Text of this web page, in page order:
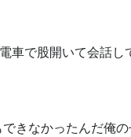
車で股開いて会話し
きなかったんだ俺